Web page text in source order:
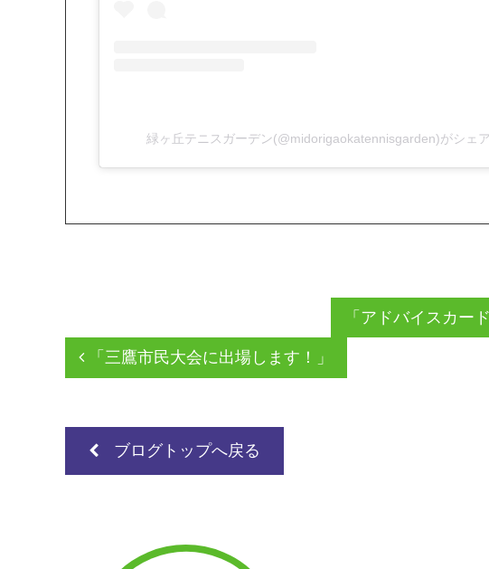
緑ヶ丘テニスガーデン(@midorigaokatennisgarden)がシェ
「アドバイスカー
「三鷹市民大会に出場します！」
ブログトップへ戻る